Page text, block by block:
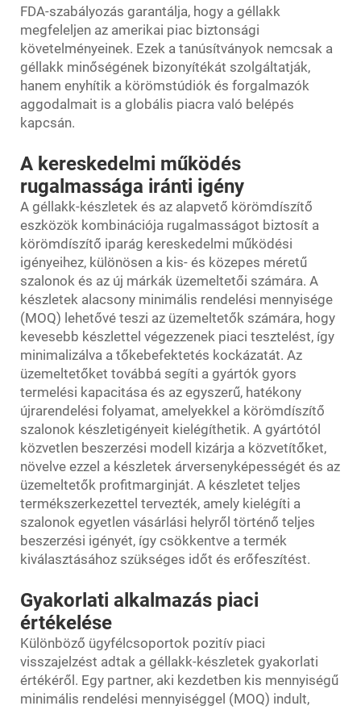
FDA-szabályozás garantálja, hogy a géllakk
megfeleljen az amerikai piac biztonsági
követelményeinek. Ezek a tanúsítványok nemcsak a
géllakk minőségének bizonyítékát szolgáltatják,
hanem enyhítik a körömstúdiók és forgalmazók
aggodalmait is a globális piacra való belépés
kapcsán.
A kereskedelmi működés
rugalmassága iránti igény
A géllakk-készletek és az alapvető körömdíszítő
eszközök kombinációja rugalmasságot biztosít a
körömdíszítő iparág kereskedelmi működési
igényeihez, különösen a kis- és közepes méretű
szalonok és az új márkák üzemeltetői számára. A
készletek alacsony minimális rendelési mennyisége
(MOQ) lehetővé teszi az üzemeltetők számára, hogy
kevesebb készlettel végezzenek piaci tesztelést, így
minimalizálva a tőkebefektetés kockázatát. Az
üzemeltetőket továbbá segíti a gyártók gyors
termelési kapacitása és az egyszerű, hatékony
újrarendelési folyamat, amelyekkel a körömdíszítő
szalonok készletigényeit kielégíthetik. A gyártótól
közvetlen beszerzési modell kizárja a közvetítőket,
növelve ezzel a készletek árversenyképességét és az
üzemeltetők profitmarginját. A készletet teljes
termékszerkezettel tervezték, amely kielégíti a
szalonok egyetlen vásárlási helyről történő teljes
beszerzési igényét, így csökkentve a termék
kiválasztásához szükséges időt és erőfeszítést.
Gyakorlati alkalmazás piaci
értékelése
Különböző ügyfélcsoportok pozitív piaci
visszajelzést adtak a géllakk-készletek gyakorlati
értékéről. Egy partner, aki kezdetben kis mennyiségű
minimális rendelési mennyiséggel (MOQ) indult,